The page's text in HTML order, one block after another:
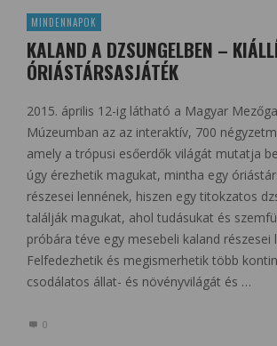
MINDENNAPOK
KALAND A DZSUNGELBEN –
ÓRIÁSTÁRSASJÁTÉK
2015. április 12-ig látható a Magyar
Múzeumban az az interaktív, 700
amely a trópusi esőerdők világát mutatja
úgy érezhetik magukat, mintha egy
részesei lennének, hiszen egy titokzatos
találják magukat, ahol tudásukat és
próbára téve egy mesebeli kaland részesei
Felfedezhetik és megismerhetik több
csodálatos állat- és növényvilágát és …
0